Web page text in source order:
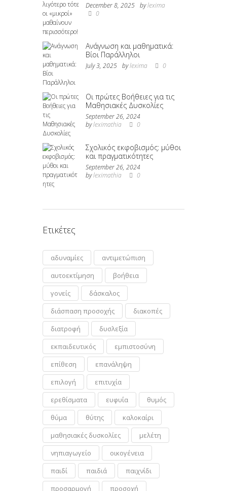
December 8, 2025 bylexima
0
Ανάγνωση και μαθηματικά:
Βίοι Παράλληλοι
July 3, 2025 bylexima 0
Οι πρώτες Βοήθειες για τις
Μαθησιακές Δυσκολίες
September 26, 2024
byleximathia 0
Σχολικός εκφοβισμός: μύθοι
και πραγματικότητες
September 26, 2024
byleximathia 0
Ετικέτες
αδυναμίες
αντιμετώπιση
αυτοεκτίμηση
βοήθεια
γονείς
δάσκαλος
διάσπαση προσοχής
διακοπές
διατροφή
δυσλεξία
εκπαιδευτικός
εμπιστοσύνη
επίθεση
επανάληψη
επιλογή
επιτυχία
ερεθίσματα
ευφυΐα
θυμός
θύμα
θύτης
καλοκαίρι
μαθησιακές δυσκολίες
μελέτη
νηπιαγωγείο
οικογένεια
παιδί
παιδιά
παιχνίδι
προσαρμογή
προσοχή